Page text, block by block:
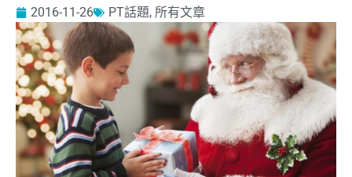
2016-11-26 PT話題, 所有文章